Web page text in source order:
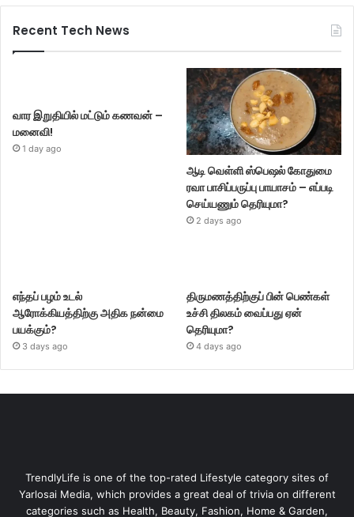
Recent Tech News
வார இறுதியில் மட்டும் கணவன் –
மனைவி!
1 day ago
ஆடி வெள்ளி ஸ்பெஷல் கோதுமை
ரவா பாசிப்பருப்பு பாயாசம் – எப்படி
செய்யணும் தெரியுமா?
2 days ago
எந்தப் பழம் உடல்
ஆரோக்கியத்திற்கு அதிக நன்மை
பயக்கும்?
3 days ago
திருமணத்திற்குப் பின் பெண்கள்
உச்சி திலகம் வைப்பது ஏன்
தெரியுமா?
4 days ago
TrendlyLife is one of the top-rated Lifestyle category sites of
Yarlosai Media, which provides a great deal of trivia on different
categories such as Health, Beauty, Fashion, Home & Garden,